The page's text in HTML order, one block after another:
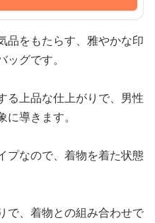
品をもたらす、雅やかな印
グです。
る上品な仕上がりで、男性
導きます。
プなので、着物を着た状態
で、着物との組み合わせで